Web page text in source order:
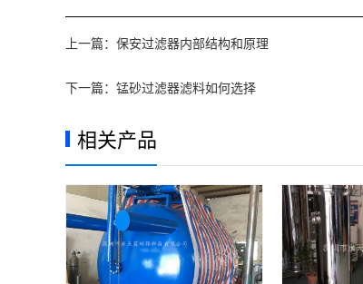
上一篇： 保安过滤器内部结构和原理
下一篇： 锰砂过滤器滤料如何选择
相关产品